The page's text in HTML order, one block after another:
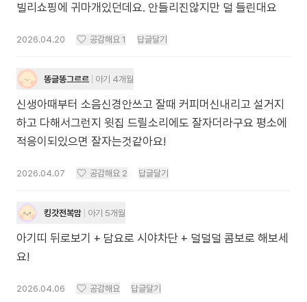
빌리쇼핑에 귀마개있던데요. 안들리진않지만 덜 들린대요
2026.04.20 공감해요 1 답글달기
똥글똥그르르 아기 4개월
신생아때부터 소음신경안쓰고 잘때 커피머신내리고 설거지
하고 다해서그런지 윗집 드릴소리에도 잘자더라구요 평소에
적응이되있으면 잘자는것같아요!
2026.04.07 공감해요 2 답글달기
킹갓전복맘 아기 5개월
아기띠 뒤로보기 + 담요로 시야차단 + 덜덜덜 콤보로 해보세
요!
2026.04.06 공감해요 답글달기